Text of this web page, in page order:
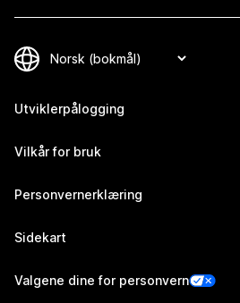
Utviklerpålogging
Vilkår for bruk
Personvernerklæring
Sidekart
Valgene dine for personvern